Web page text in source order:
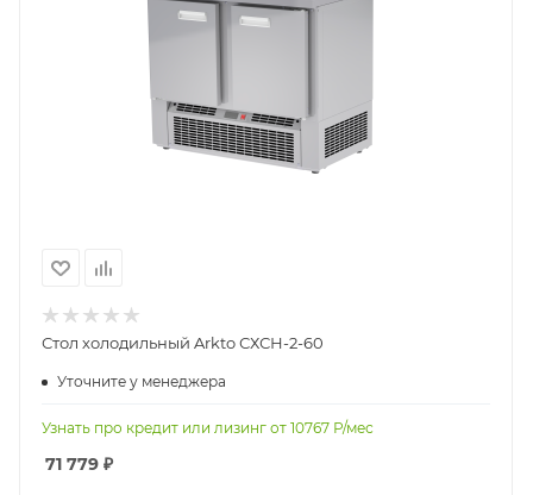
Стол холодильный Arkto СХСН-2-60
Уточните у менеджера
Узнать про кредит или лизинг от 10767 Р/мес
71 779 ₽